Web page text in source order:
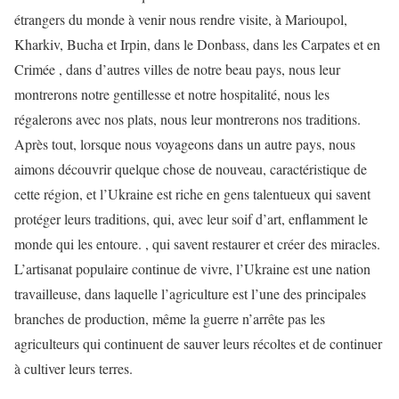
étrangers du monde à venir nous rendre visite, à Marioupol,
Kharkiv, Bucha et Irpin, dans le Donbass, dans les Carpates et en
Crimée , dans d’autres villes de notre beau pays, nous leur
montrerons notre gentillesse et notre hospitalité, nous les
régalerons avec nos plats, nous leur montrerons nos traditions.
Après tout, lorsque nous voyageons dans un autre pays, nous
aimons découvrir quelque chose de nouveau, caractéristique de
cette région, et l’Ukraine est riche en gens talentueux qui savent
protéger leurs traditions, qui, avec leur soif d’art, enflamment le
monde qui les entoure. , qui savent restaurer et créer des miracles.
L’artisanat populaire continue de vivre, l’Ukraine est une nation
travailleuse, dans laquelle l’agriculture est l’une des principales
branches de production, même la guerre n’arrête pas les
agriculteurs qui continuent de sauver leurs récoltes et de continuer
à cultiver leurs terres.